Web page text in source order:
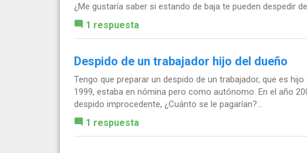
¿Me gustaría saber si estando de baja te pueden despedir
1 respuesta
Despido de un trabajador hijo del dueño
Tengo que preparar un despido de un trabajador, que es
1999, estaba en nómina pero como autónomo. En el año
despido improcedente, ¿Cuánto se le pagarían?...
1 respuesta